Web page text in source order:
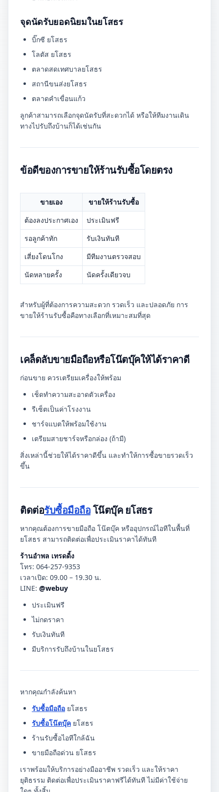
จุดนัดรับยอดนิยมในยโสธร
บิ๊กซี ยโสธร
โลตัส ยโสธร
ตลาดสดเทศบาลยโสธร
สถานีขนส่งยโสธร
ตลาดคำเขื่อนแก้ว
ลูกค้าสามารถเลือกจุดนัดรับที่สะดวกได้ หรือให้ทีมงานเดิน
ทางไปรับถึงบ้านก็ได้เช่นกัน
ข้อดีของการขายให้ร้านรับซื้อโดยตรง
ขายเอง
ขายให้ร้านรับซื้อ
ต้องลงประกาศเอง
ประเมินฟรี
รอลูกค้าทัก
รับเงินทันที
เสี่ยงโดนโกง
มีทีมงานตรวจสอบ
นัดหลายครั้ง
นัดครั้งเดียวจบ
สำหรับผู้ที่ต้องการความสะดวก รวดเร็ว และปลอดภัย การ
ขายให้ร้านรับซื้อคือทางเลือกที่เหมาะสมที่สุด
เคล็ดลับขายมือถือหรือโน๊ตบุ๊คให้ได้ราคาดี
ก่อนขาย ควรเตรียมเครื่องให้พร้อม
เช็ดทำความสะอาดตัวเครื่อง
รีเซ็ตเป็นค่าโรงงาน
ชาร์จแบตให้พร้อมใช้งาน
เตรียมสายชาร์จหรือกล่อง (ถ้ามี)
สิ่งเหล่านี้ช่วยให้ได้ราคาดีขึ้น และทำให้การซื้อขายรวดเร็ว
ขึ้น
ติดต่อรับซื้อมือถือโน๊ตบุ๊ค ยโสธร
หากคุณต้องการขายมือถือ โน๊ตบุ๊ค หรืออุปกรณ์ไอทีในพื้นที่
ยโสธร สามารถติดต่อเพื่อประเมินราคาได้ทันที
ร้านอำพล เทรดดิ้ง
โทร: 064-257-9353
เวลาเปิด: 09.00 – 19.30 น.
LINE: @webuy
ประเมินฟรี
ไม่กดราคา
รับเงินทันที
มีบริการรับถึงบ้านในยโสธร
หากคุณกำลังค้นหา
รับซื้อมือถือ ยโสธร
รับซื้อโน๊ตบุ๊ค ยโสธร
ร้านรับซื้อไอทีใกล้ฉัน
ขายมือถือด่วน ยโสธร
เราพร้อมให้บริการอย่างมืออาชีพ รวดเร็ว และให้ราคา
ยุติธรรม ติดต่อเพื่อประเมินราคาฟรีได้ทันที ไม่มีค่าใช้จ่าย